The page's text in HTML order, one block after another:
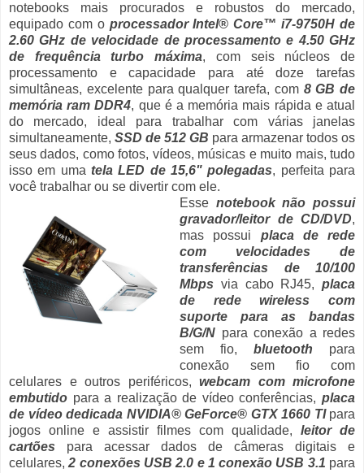
notebooks mais procurados e robustos do mercado,
equipado com o processador Intel® Core™ i7-9750H de
2.60 GHz de velocidade de processamento e 4.50 GHz
de frequência turbo máxima, com seis núcleos de
processamento e capacidade para até doze tarefas
simultâneas, excelente para qualquer tarefa, com 8 GB de
memória ram DDR4, que é a memória mais rápida e atual
do mercado, ideal para trabalhar com várias janelas
simultaneamente, SSD de 512 GB para armazenar todos os
seus dados, como fotos, vídeos, músicas e muito mais, tudo
isso em uma tela LED de 15,6" polegadas, perfeita para
você trabalhar ou se divertir com ele.
Esse notebook não possui
gravador/leitor de CD/DVD,
mas possui placa de rede
com velocidades de
transferências de 10/100
Mbps via cabo RJ45, placa
de rede wireless com
suporte para as bandas
B/G/N para conexão a redes
sem fio, bluetooth para
conexão sem fio com
celulares e outros periféricos, webcam com microfone
embutido para a realização de vídeo conferências, placa
de vídeo dedicada NVIDIA® GeForce® GTX 1660 TIpara
jogos online e assistir filmes com qualidade, leitor de
cartões para acessar dados de câmeras digitais e
celulares,2 conexões USB 2.0 e 1 conexão USB 3.1 para